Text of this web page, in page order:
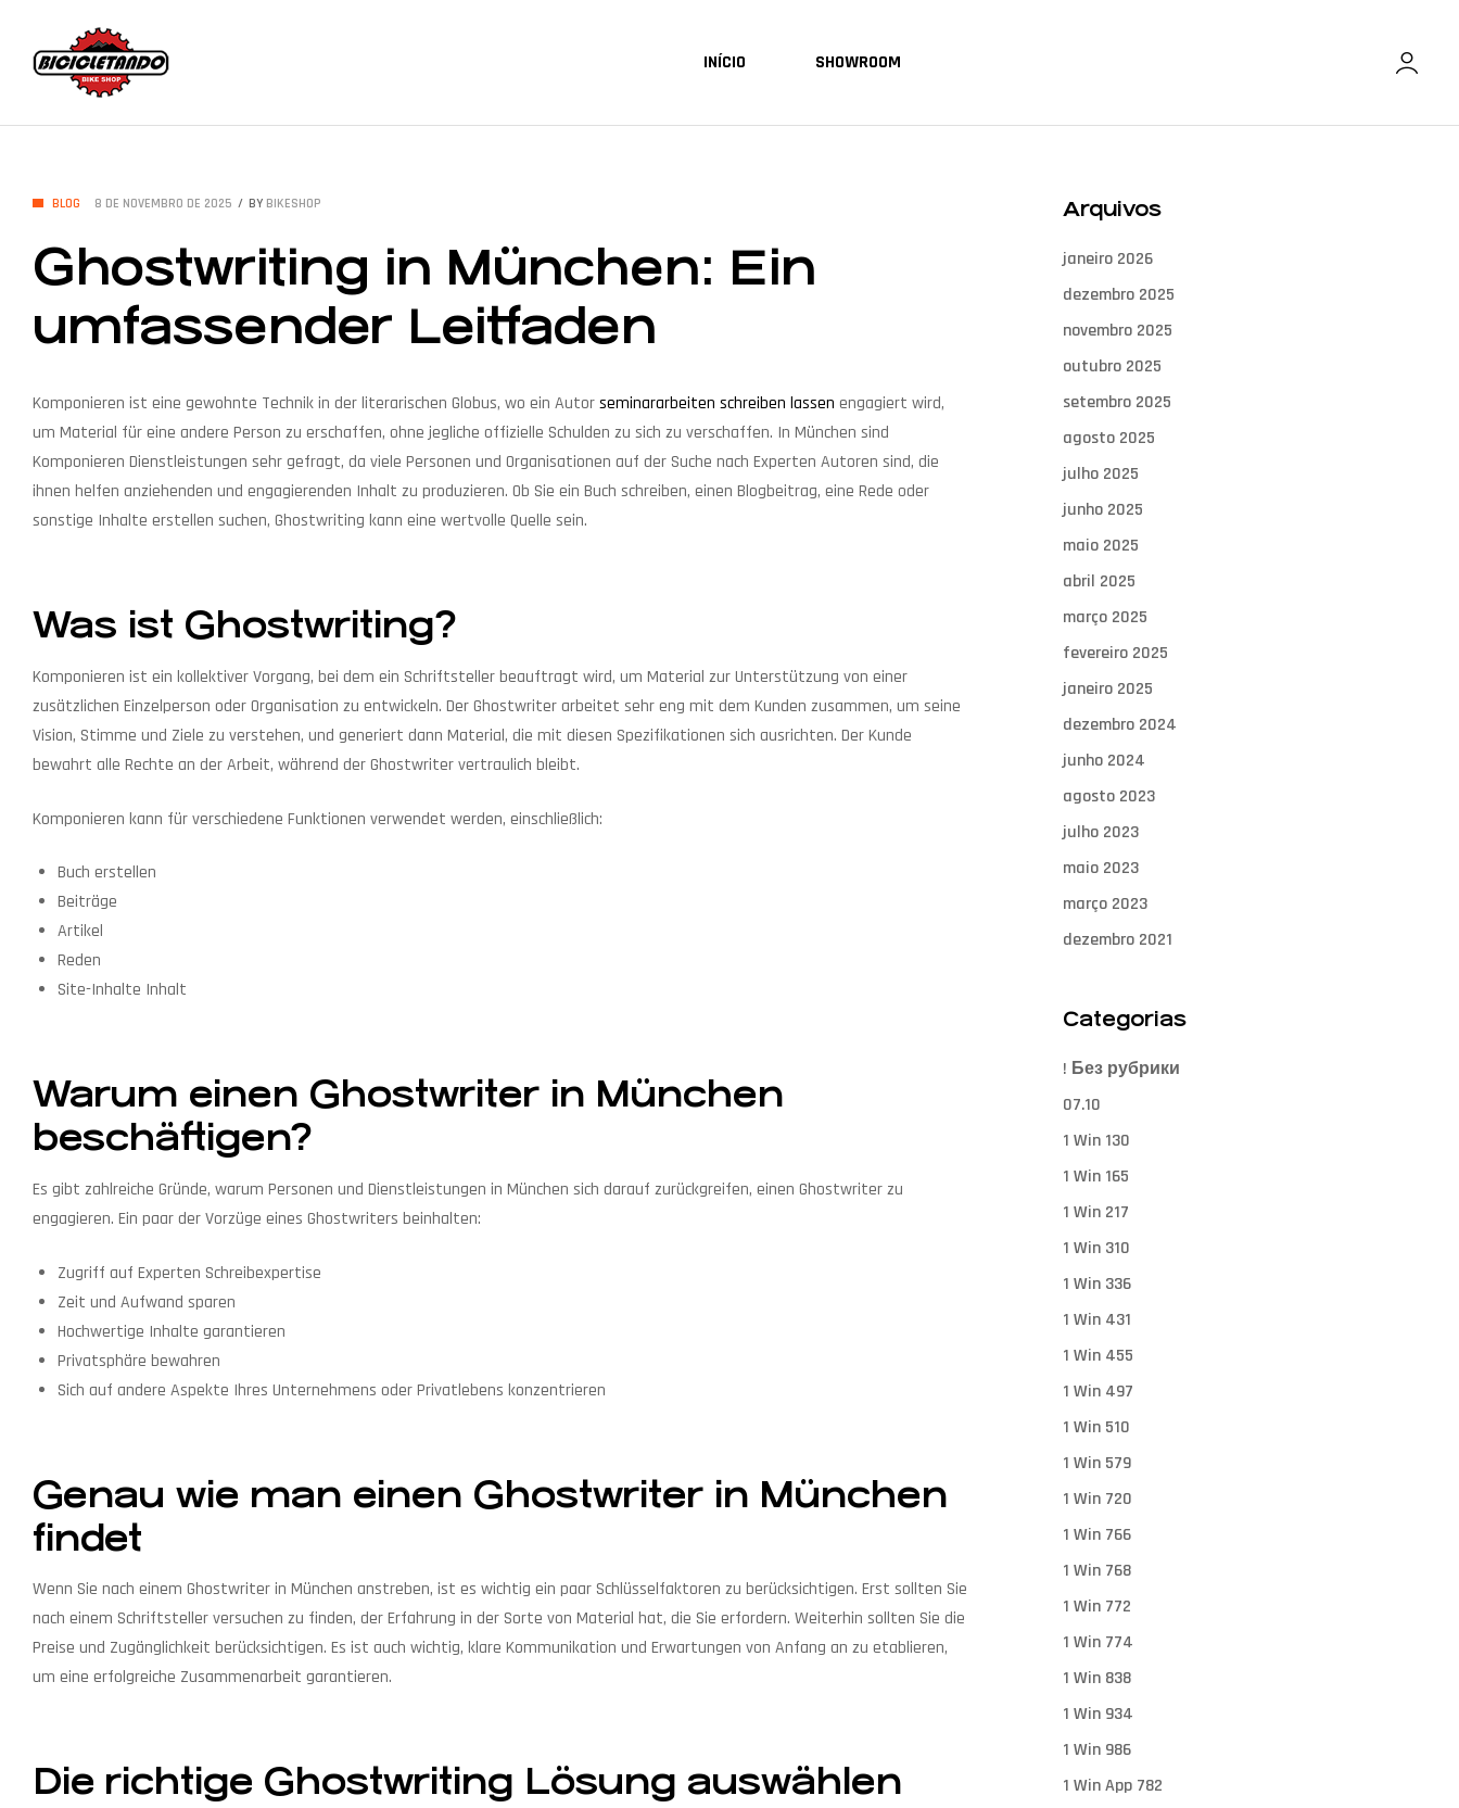
Bicicletando
Bike
Shop
Seu
sonho
sobre
está
aqui!
INÍCIO SHOWROOM
CATEGORIES
BLOG 8 DE NOVEMBRO DE 2025 BY BIKESHOP
Ghostwriting in München: Ein
umfassender Leitfaden
Komponieren ist eine gewohnte Technik in der literarischen Globus, wo ein Autorseminararbeiten schreiben lassen engagiert wird,
um Material für eine andere Person zu erschaffen, ohne jegliche offizielle Schulden zu sich zu verschaffen. In München sind
Komponieren Dienstleistungen sehr gefragt, da viele Personen und Organisationen auf der Suche nach Experten Autoren sind, die
ihnen helfen anziehenden und engagierenden Inhalt zu produzieren. Ob Sie ein Buch schreiben, einen Blogbeitrag, eine Rede oder
sonstige Inhalte erstellen suchen, Ghostwriting kann eine wertvolle Quelle sein.
Was ist Ghostwriting?
Komponieren ist ein kollektiver Vorgang, bei dem ein Schriftsteller beauftragt wird, um Material zur Unterstützung von einer
zusätzlichen Einzelperson oder Organisation zu entwickeln. Der Ghostwriter arbeitet sehr eng mit dem Kunden zusammen, um seine
Vision, Stimme und Ziele zu verstehen, und generiert dann Material, die mit diesen Spezifikationen sich ausrichten. Der Kunde
bewahrt alle Rechte an der Arbeit, während der Ghostwriter vertraulich bleibt.
Komponieren kann für verschiedene Funktionen verwendet werden, einschließlich:
Buch erstellen
Beiträge
Artikel
Reden
Site-Inhalte Inhalt
Warum einen Ghostwriter in München
beschäftigen?
Es gibt zahlreiche Gründe, warum Personen und Dienstleistungen in München sich darauf zurückgreifen, einen Ghostwriter zu
engagieren. Ein paar der Vorzüge eines Ghostwriters beinhalten:
Zugriff auf Experten Schreibexpertise
Zeit und Aufwand sparen
Hochwertige Inhalte garantieren
Privatsphäre bewahren
Sich auf andere Aspekte Ihres Unternehmens oder Privatlebens konzentrieren
Genau wie man einen Ghostwriter in München
findet
Wenn Sie nach einem Ghostwriter in München anstreben, ist es wichtig ein paar Schlüsselfaktoren zu berücksichtigen. Erst sollten Sie
nach einem Schriftsteller versuchen zu finden, der Erfahrung in der Sorte von Material hat, die Sie erfordern. Weiterhin sollten Sie die
Preise und Zugänglichkeit berücksichtigen. Es ist auch wichtig, klare Kommunikation und Erwartungen von Anfang an zu etablieren,
um eine erfolgreiche Zusammenarbeit garantieren.
Die richtige Ghostwriting Lösung auswählen
Arquivos
janeiro 2026
dezembro 2025
novembro 2025
outubro 2025
setembro 2025
agosto 2025
julho 2025
junho 2025
maio 2025
abril 2025
março 2025
fevereiro 2025
janeiro 2025
dezembro 2024
junho 2024
agosto 2023
julho 2023
maio 2023
março 2023
dezembro 2021
Categorias
! Без рубрики
07.10
1 Win 130
1 Win 165
1 Win 217
1 Win 310
1 Win 336
1 Win 431
1 Win 455
1 Win 497
1 Win 510
1 Win 579
1 Win 720
1 Win 766
1 Win 768
1 Win 772
1 Win 774
1 Win 838
1 Win 934
1 Win 986
1 Win App 782